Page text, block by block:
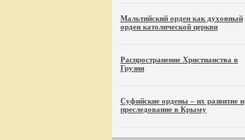
Мальтийский орден как духовный
орден католической церкви
Распространение Христианства в
Грузии
Суфийские ордены – их развитие и
преследование в Крыму